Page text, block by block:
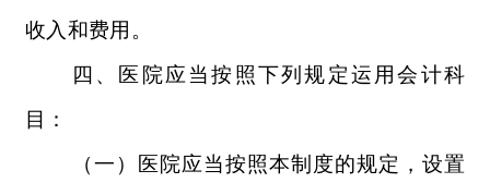
收入和费用。
四 、医院应当按照下列规定运用会计科
目：
（一）医院应当按照本制度的规定，设置